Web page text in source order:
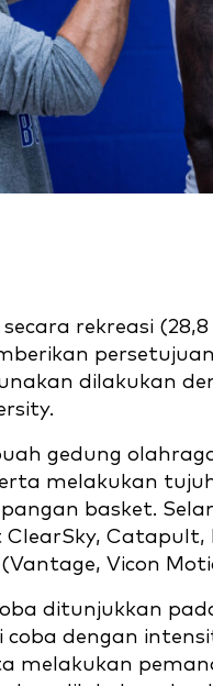
rekreasi
dilakukan
gedung
melakukan
basket.
Vicon
ditunjukkan
dengan
melakukan